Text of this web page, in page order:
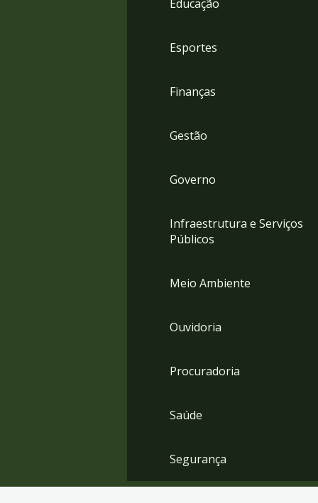
Educação
Esportes
Finanças
Gestão
Governo
Infraestrutura e Serviços
Públicos
Meio Ambiente
Ouvidoria
Procuradoria
Saúde
Segurança